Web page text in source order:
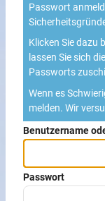
Passwort
Klicken Sie dazu
lassen Sie sich
Passworts
Wenn es
melden. Wir
Benutzername
Passwort